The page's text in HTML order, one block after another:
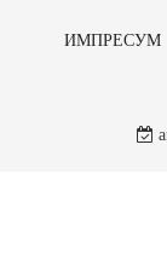
ИМПРЕСУМ